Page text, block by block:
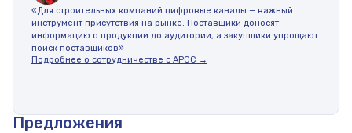
«Для строительных компаний цифровые каналы — важный
инструмент присутствия на рынке. Поставщики доносят
информацию о продукции до аудитории, а закупщики упрощают
поиск поставщиков»
Подробнее о сотрудничестве с АРСС →
Предложения